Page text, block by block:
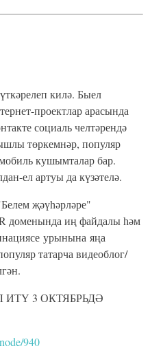
килә. Быел
проектлар арасында
социаль челтәрендә
төркемнәр, популяр
кушымталар бар.
ел артуы да күзәтелә.
җәүһәрләре"
доменында иң файдалы һәм
урынына яңа
татарча видеоблог/
ИТҮ 3 ОКТЯБРЬДӘ
940